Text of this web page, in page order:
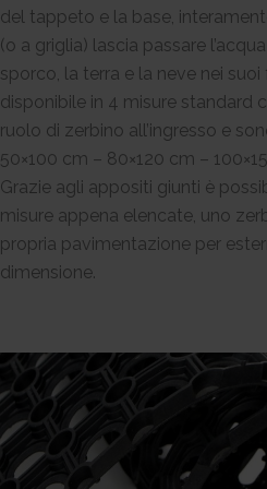
del tappeto e la base,
(o a griglia) lascia passare
sporco, la terra e la neve nei
disponibile in 4 misure standard
ruolo di zerbino all’ingresso e
50×100 cm – 80×120 cm –
Grazie agli appositi giunti è
misure appena elencate, uno
propria pavimentazione per
dimensione.